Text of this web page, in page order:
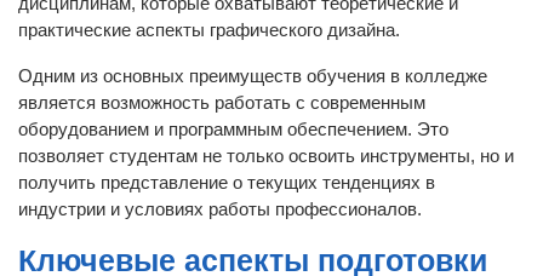
практические аспекты графического дизайна.
Одним из основных преимуществ обучения в колледже
является возможность работать с современным
оборудованием и программным обеспечением. Это
позволяет студентам не только освоить инструменты, но и
получить представление о текущих тенденциях в
индустрии и условиях работы профессионалов.
Ключевые аспекты подготовки